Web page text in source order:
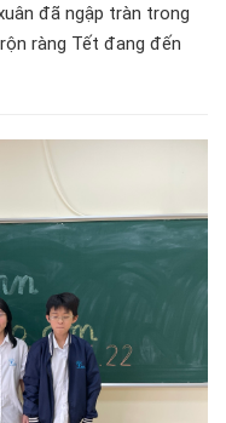
đã ngập tràn trong
ràng Tết đang đến